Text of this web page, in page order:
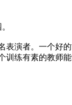
表演者。一个好
练有素的教师